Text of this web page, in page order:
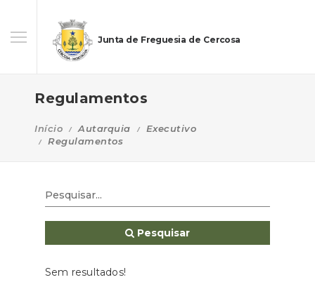
Junta de Freguesia de Cercosa
Regulamentos
Início Autarquia
Executivo
Regulamentos
Pesquisar
Sem resultados!